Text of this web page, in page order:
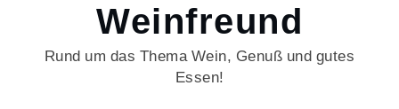
Weinfreund
Rund um das Thema Wein, Genuß und gutes
Essen!